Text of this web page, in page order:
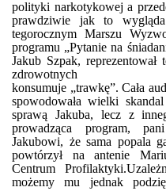
polityki narkotykowej a
prawdziwie jak to
tegorocznym Marszu
programu „Pytanie na
Jakub Szpak,
zdrowotnych
konsumuje „trawkę”. Cała
spowodowała wielki
sprawą Jakuba, lecz z
prowadząca program,
Jakubowi, że sama popala
powtórzył na antenie
Centrum
możemy mu jednak